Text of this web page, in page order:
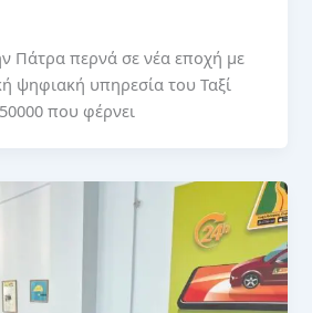
Πάτρα περνά σε νέα εποχή με
ψηφιακή υπηρεσία του Ταξί
που φέρνει